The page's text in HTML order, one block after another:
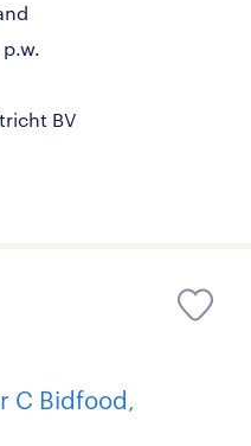
BV
C Bidfood,